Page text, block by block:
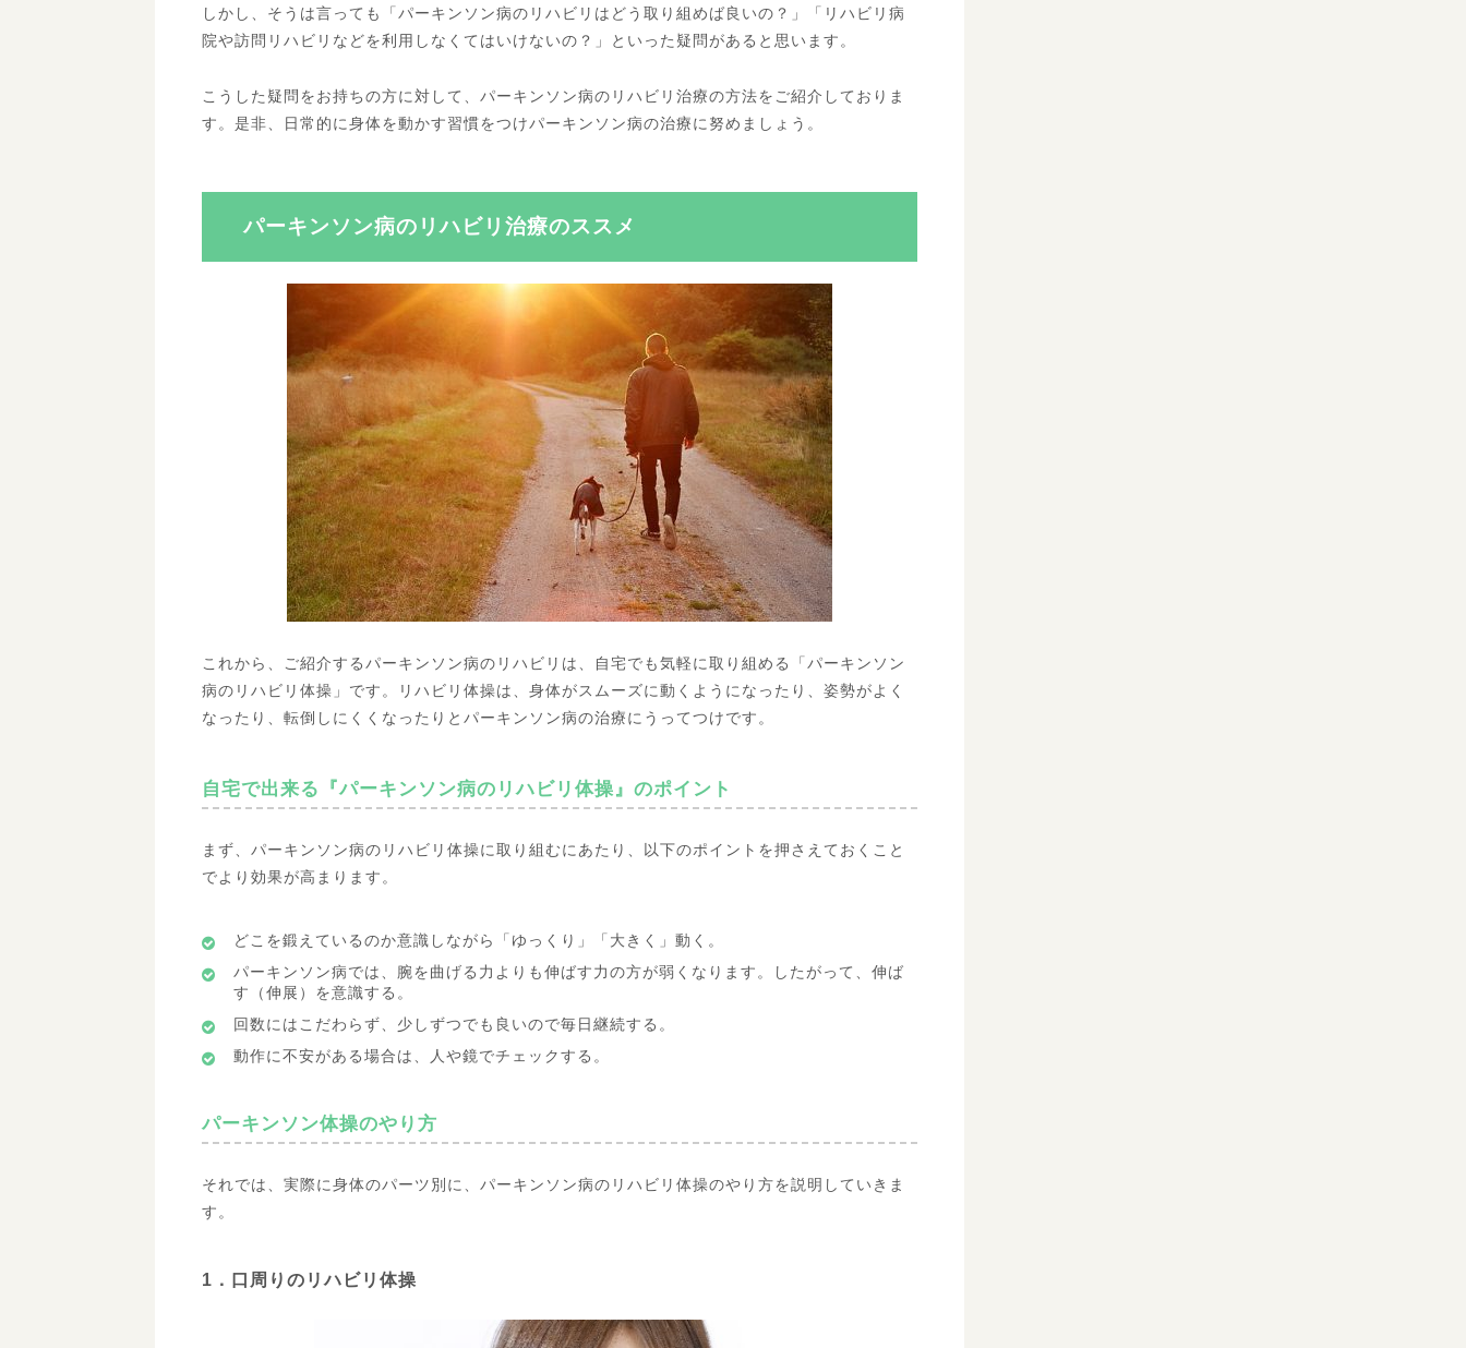
しかし、そうは言っても「パーキンソン病のリハビリはどう取り組めば良いの？」「リハビリ病
院や訪問リハビリなどを利用しなくてはいけないの？」といった疑問があると思います。
こうした疑問をお持ちの方に対して、パーキンソン病のリハビリ治療の方法をご紹介しておりま
す。是非、日常的に身体を動かす習慣をつけパーキンソン病の治療に努めましょう。
パーキンソン病のリハビリ治療のススメ
これから、ご紹介するパーキンソン病のリハビリは、自宅でも気軽に取り組める「パーキンソン
病のリハビリ体操」です。リハビリ体操は、身体がスムーズに動くようになったり、姿勢がよく
なったり、転倒しにくくなったりとパーキンソン病の治療にうってつけです。
自宅で出来る『パーキンソン病のリハビリ体操』のポイント
まず、パーキンソン病のリハビリ体操に取り組むにあたり、以下のポイントを押さえておくこと
でより効果が高まります。
どこを鍛えているのか意識しながら「ゆっくり」「大きく」動く。
パーキンソン病では、腕を曲げる力よりも伸ばす力の方が弱くなります。したがって、伸ば
す（伸展）を意識する。
回数にはこだわらず、少しずつでも良いので毎日継続する。
動作に不安がある場合は、人や鏡でチェックする。
パーキンソン体操のやり方
それでは、実際に身体のパーツ別に、パーキンソン病のリハビリ体操のやり方を説明していきま
す。
1．口周りのリハビリ体操